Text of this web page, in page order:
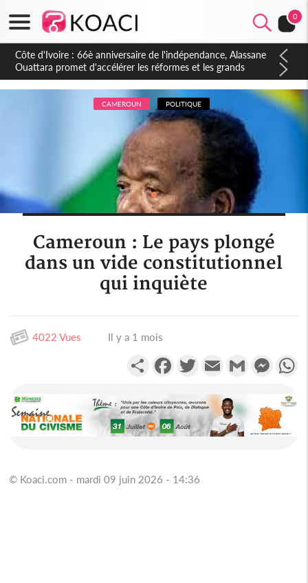
0
Côte d'Ivoire : À Abidjan, Amadou Oury Bah admire le modèle
ivoirien et veut s'en inspirer pour accélérer le développement
de la Guinée
CAMEROUN POLITIQUE
Cameroun : Le pays plongé
dans un vide constitutionnel
qui inquiète
4022 Vues Il y a 1 mois
PartagerFacebookTwitterEmail Gmail
© Koaci.com - mardi 09 juin 2026 - 14:36